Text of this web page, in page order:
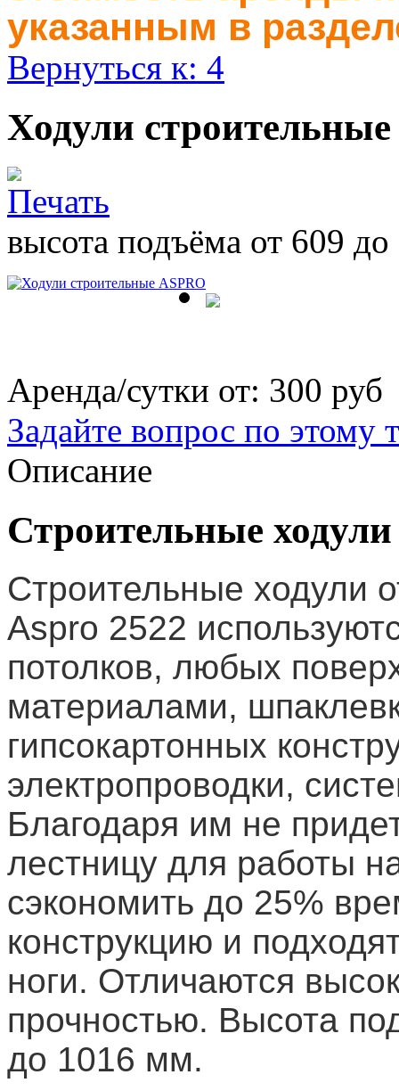
указанным в
Вернуться к: 4
Ходули
высота подъёма от 609
Аренда/сутки от: 300 руб
Задайте вопрос по этому
Описание
Строительные
Строительные ходули
Aspro 2522
потолков, любых
материалами,
гипсокартонных
электропроводки,
Благодаря им не
лестницу для работы
сэкономить до 25%
конструкцию и
ноги. Отличаются
прочностью. Высота
до 1016 мм.